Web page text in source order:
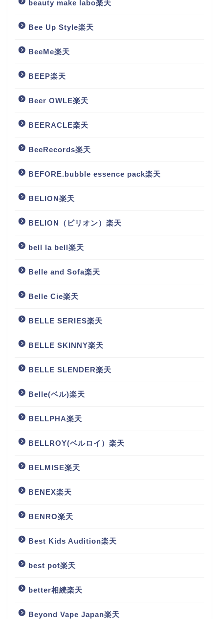
beauty make labo楽天
Bee Up Style楽天
BeeMe楽天
BEEP楽天
Beer OWLE楽天
BEERACLE楽天
BeeRecords楽天
BEFORE.bubble essence pack楽天
BELION楽天
BELION（ビリオン）楽天
bell la bell楽天
Belle and Sofa楽天
Belle Cie楽天
BELLE SERIES楽天
BELLE SKINNY楽天
BELLE SLENDER楽天
Belle(ベル)楽天
BELLPHA楽天
BELLROY(ベルロイ）楽天
BELMISE楽天
BENEX楽天
BENRO楽天
Best Kids Audition楽天
best pot楽天
better相続楽天
Beyond Vape Japan楽天